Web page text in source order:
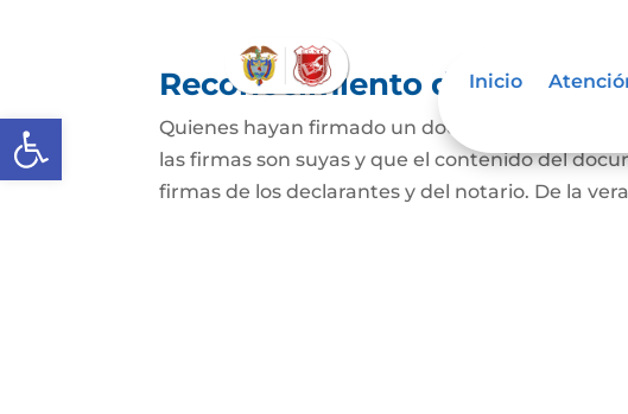
Abrir barra de herramientas
Inicio
Reconocimiento de firma y
Quienes hayan firmado un documento privado
las firmas son suyas y que el contenido del
firmas de los declarantes y del notario. De la